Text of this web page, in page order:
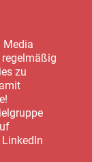
Media
zu